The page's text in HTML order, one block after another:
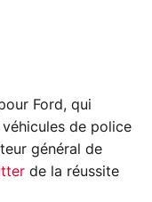
Ford, qui
de police
général de
de la réussite